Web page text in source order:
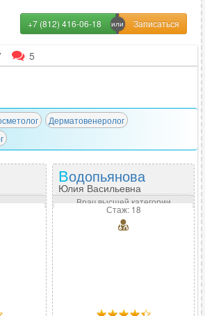
+7 (812) 416-06-18
5
Дерматовенеролог
Водопьянова
Юлия Васильевна
Врач высшей категории
Стаж: 18